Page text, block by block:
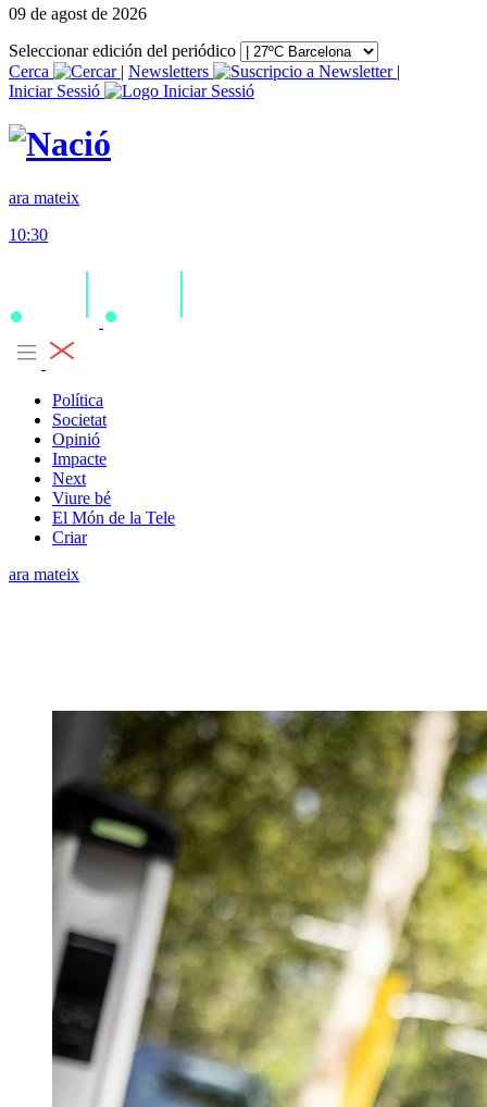
09 de agost de 2026
Seleccionar edición del periódico
Cerca
| Newsletters
|
Iniciar Sessió
ara mateix
10:30
Política
Societat
Opinió
Impacte
Next
Viure bé
El Món de la Tele
Criar
ara mateix